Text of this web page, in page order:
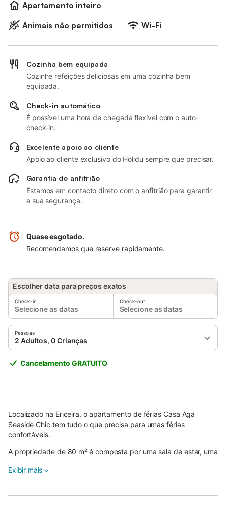
Apartamento inteiro
Animais não permitidos
Wi-Fi
Cozinha bem equipada
Cozinhe refeições deliciosas em uma cozinha bem
equipada.
Check-in automático
É possível uma hora de chegada flexível com o auto-
check-in.
Excelente apoio ao cliente
Apoio ao cliente exclusivo do Holidu sempre que precisar.
Garantia do anfitrião
Estamos em contacto direto com o anfitrião para garantir
a sua segurança.
Quase esgotado.
Recomendamos que reserve rapidamente.
Escolher data para preços exatos
Check-in
Selecione as datas
Check-out
Selecione as datas
Pessoas
2 Adultos, 0 Crianças
Cancelamento GRATUITO
Localizado na Ericeira, o apartamento de férias Casa Aga
Seaside Chic tem tudo o que precisa para umas férias
confortáveis.
A propriedade de 80 m² é composta por uma sala de estar, uma
acomodar 4 pessoas.
Exibir mais